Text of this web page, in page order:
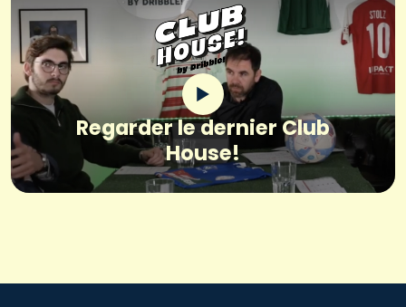
Regarder le dernier Club
House!